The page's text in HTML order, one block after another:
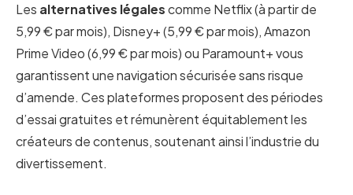
Les alternatives légalescomme Netflix (à partir de
5,99 € par mois), Disney+ (5,99 € par mois), Amazon
Prime Video (6,99 € par mois) ou Paramount+ vous
garantissent une navigation sécurisée sans risque
d’amende. Ces plateformes proposent des périodes
d’essai gratuites et rémunèrent équitablement les
créateurs de contenus, soutenant ainsi l’industrie du
divertissement.